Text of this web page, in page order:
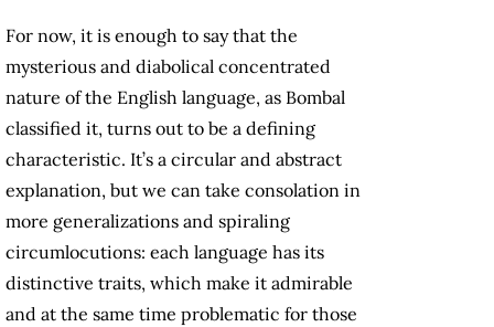
For now, it is enough to say that the
mysterious and diabolical concentrated
nature of the English language, as Bombal
classified it, turns out to be a defining
characteristic. It’s a circular and abstract
explanation, but we can take consolation in
more generalizations and spiraling
circumlocutions: each language has its
distinctive traits, which make it admirable
and at the same time problematic for those